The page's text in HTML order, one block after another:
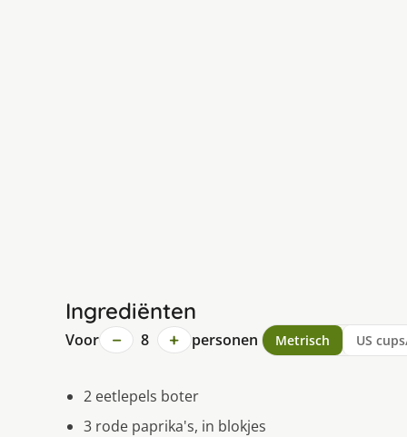
Ingrediënten
Voor − 8 + personen Metrisch US
2 eetlepels boter
3 rode paprika's, in blokjes